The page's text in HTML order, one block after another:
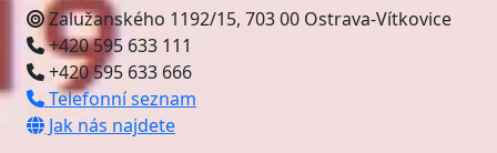
Zalužanského 1192/15, 703 00 Ostrava-Vítkovice
+420 595 633 111
+420 595 633 666
Telefonní seznam
Jak nás najdete